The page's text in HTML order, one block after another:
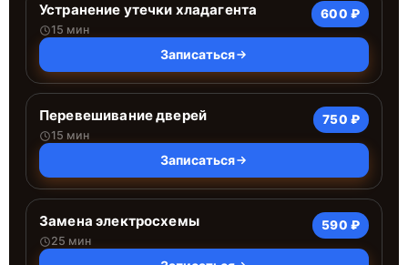
Устранение утечки хладагента
15 мин
600 ₽
Записаться
Перевешивание дверей
15 мин
750 ₽
Записаться
Замена электросхемы
25 мин
590 ₽